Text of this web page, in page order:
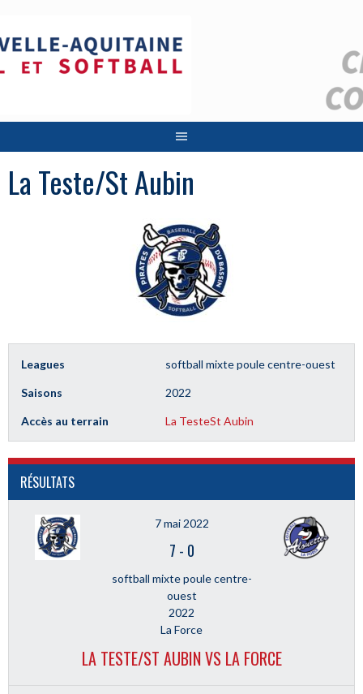
contenu
La Teste/St Aubin
Leagues softball mixte poule centre-ouest
Saisons 2022
Accès au terrain La TesteSt Aubin
RÉSULTATS
7 mai 2022
7 - 0
softball mixte poule centre-
ouest
2022
La Force
LA TESTE/ST AUBIN VS LA FORCE